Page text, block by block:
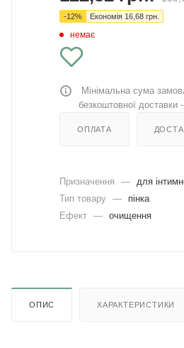
-12% Економія 16,68 грн.
немає
Мінімальна сума
безкоштовної доставки -
ОПЛАТА
Призначення —
для
Тип товару —
пінка
Ефект — очищення
ОПИС ХАРАКТЕРИСТИКИ